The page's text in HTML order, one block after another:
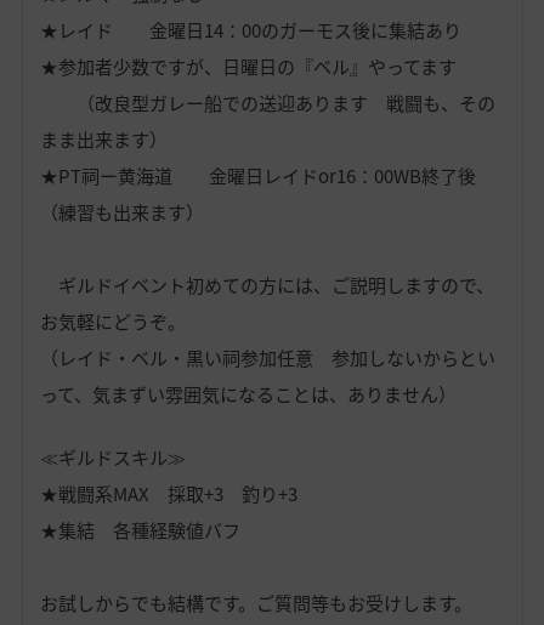
★レイド 金曜日14：00のガーモス後に集結あり
★参加者少数ですが、日曜日の『ベル』やってます
（改良型ガレー船での送迎あります 戦闘も、その
まま出来ます）
★PT祠ー黄海道 金曜日レイドor16：00WB終了後
（練習も出来ます）
ギルドイベント初めての方には、ご説明しますので、
お気軽にどうぞ。
（レイド・ベル・黒い祠参加任意 参加しないからとい
って、気まずい雰囲気になることは、ありません）
≪ギルドスキル≫
★戦闘系MAX 採取+3 釣り+3
★集結 各種経験値バフ
お試しからでも結構です。ご質問等もお受けします。